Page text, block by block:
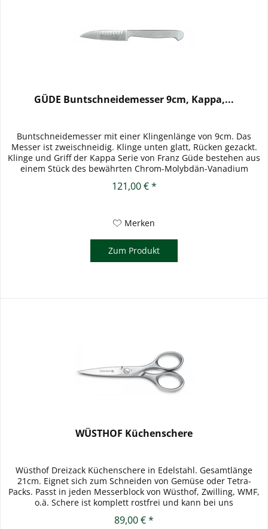
GÜDE Buntschneidemesser 9cm, Kappa,...
Buntschneidemesser mit einer Klingenlänge von 9cm. Das
Messer ist zweischneidig. Klinge unten glatt, Rücken gezackt.
Klinge und Griff der Kappa Serie von Franz Güde bestehen aus
einem Stück des bewährten Chrom-Molybdän-Vanadium
121,00 € *
Merken
Zum Produkt
WÜSTHOF Küchenschere
Wüsthof Dreizack Küchenschere in Edelstahl. Gesamtlänge
21cm. Eignet sich zum Schneiden von Gemüse oder Tetra-
Packs. Passt in jeden Messerblock von Wüsthof, Zwilling, WMF,
o.ä. Schere ist komplett rostfrei und kann bei uns
89,00 € *